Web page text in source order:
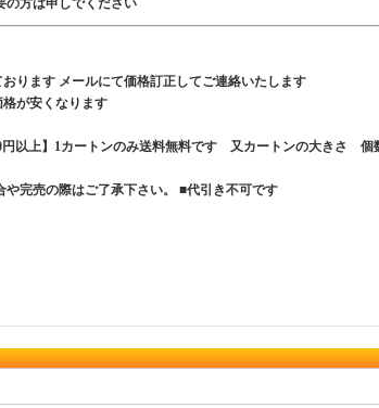
の方は申しでください
ります メールにて価格訂正してご連絡いたします
が安くなります
以上】1カートンのみ送料無料です 又カートンの大きさ 個
完売の際はご了承下さい。 ■代引き不可です